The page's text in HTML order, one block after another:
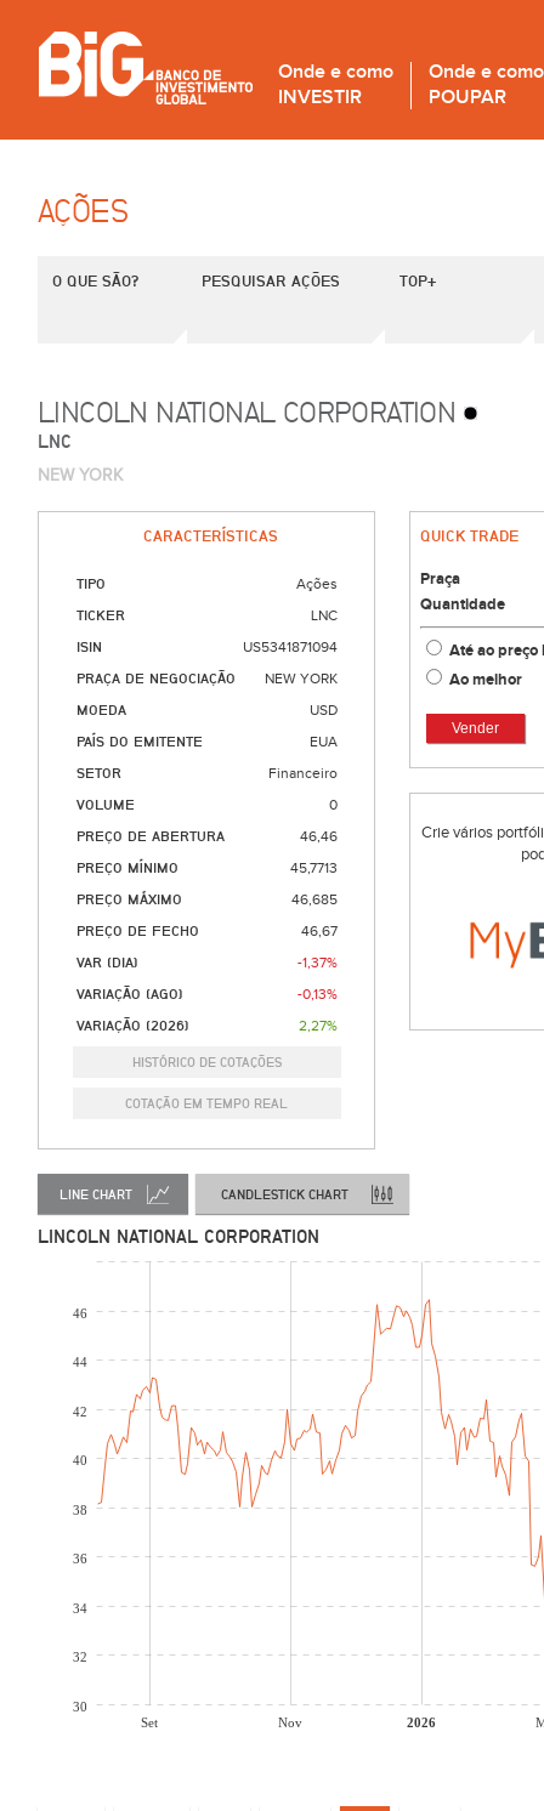
Onde e como
INVESTIR
Onde e como
POUPAR
AÇÕES
O QUE SÃO? PESQUISAR AÇÕES TOP+
LINCOLN NATIONAL CORPORATION
LNC
NEW YORK
CARACTERÍSTICAS
TIPO Ações
TICKER LNC
ISIN US5341871094
PRAÇA DE NEGOCIAÇÃO NEW YORK
MOEDA USD
PAÍS DO EMITENTE EUA
SETOR Financeiro
VOLUME 0
PREÇO DE ABERTURA 46,46
PREÇO MÍNIMO 45,7713
PREÇO MÁXIMO 46,685
PREÇO DE FECHO 46,67
VAR (DIA) -1,37%
VARIAÇÃO (AGO) -0,13%
VARIAÇÃO (2026) 2,27%
HISTÓRICO DE COTAÇÕES
COTAÇÃO EM TEMPO REAL
QUICK TRADE
Praça
Quantidade
Até ao
Ao melhor
Vender
Crie vários
LINE CHART CANDLESTICK CHART
LINCOLN NATIONAL CORPORATION
Set Nov 2026
30
32
34
36
38
40
42
44
46